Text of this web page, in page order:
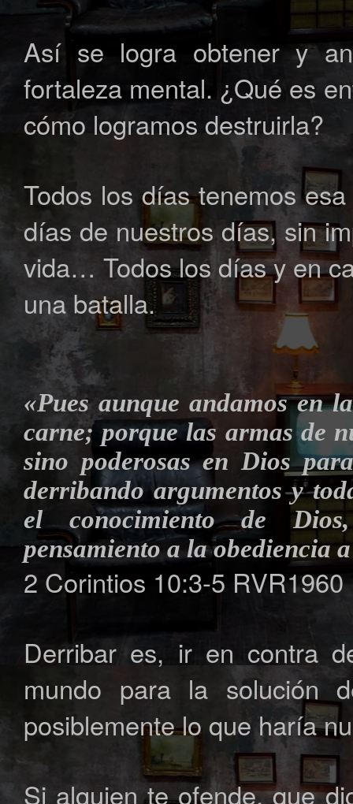
Así se logra obtener y
fortaleza mental. ¿Qué es
cómo logramos destruirla?
Todos los días tenemos
días de nuestros días, sin
vida… Todos los días y en
una batalla.
«Pues aunque andamos en
carne; porque las armas de
sino poderosas en Dios
derribando argumentos y
el conocimiento de
pensamiento a la obediencia
2 Corintios 10:3-5 RVR1960
Derribar es, ir en contra
mundo para la solución
posiblemente lo que haría
Si alguien te ofende, que